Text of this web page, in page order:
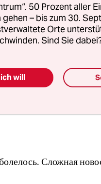
(смеется).
siehier.
Сложная
50 Prozent aller
gehen – bis zum 30.
Orte
Sind Sie
will